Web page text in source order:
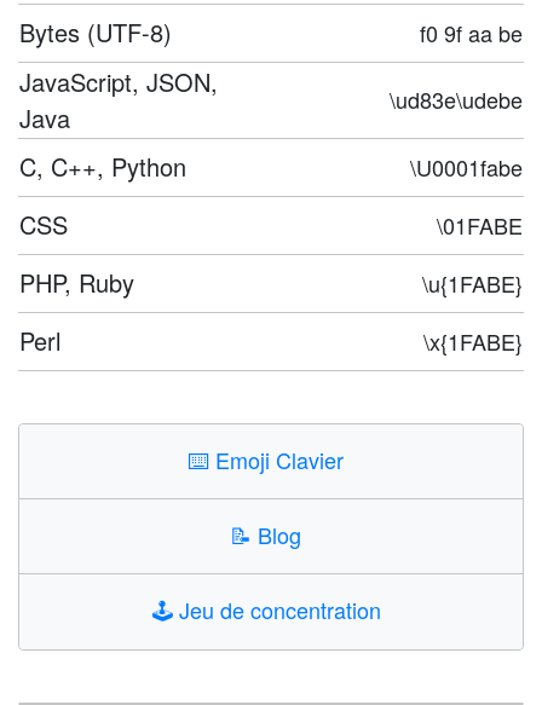
Bytes (UTF-8) f0 9f aa be
JavaScript, JSON,
Java
\ud83e\udebe
C, C++, Python \U0001fabe
CSS \01FABE
PHP, Ruby \u{1FABE}
Perl \x{1FABE}
⌨️ Emoji Clavier
📝 Blog
🕹️Jeu de concentration